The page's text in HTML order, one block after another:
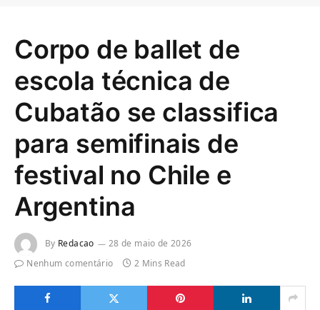
Corpo de ballet de
escola técnica de
Cubatão se classifica
para semifinais de
festival no Chile e
Argentina
By Redacao
28 de maio de 2026
Nenhum comentário
2 Mins Read